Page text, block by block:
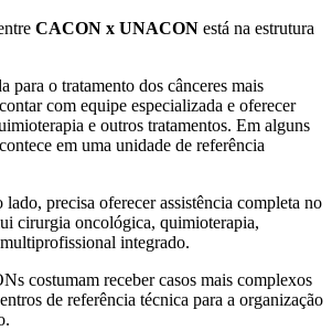
CACON x UNACON está na estrutura
para o tratamento dos cânceres mais
com equipe especializada e oferecer
e outros tratamentos. Em alguns
em uma unidade de referência
lado, precisa oferecer assistência completa no
cirurgia oncológica, quimioterapia,
integrado.
costumam receber casos mais complexos
de referência técnica para a organização